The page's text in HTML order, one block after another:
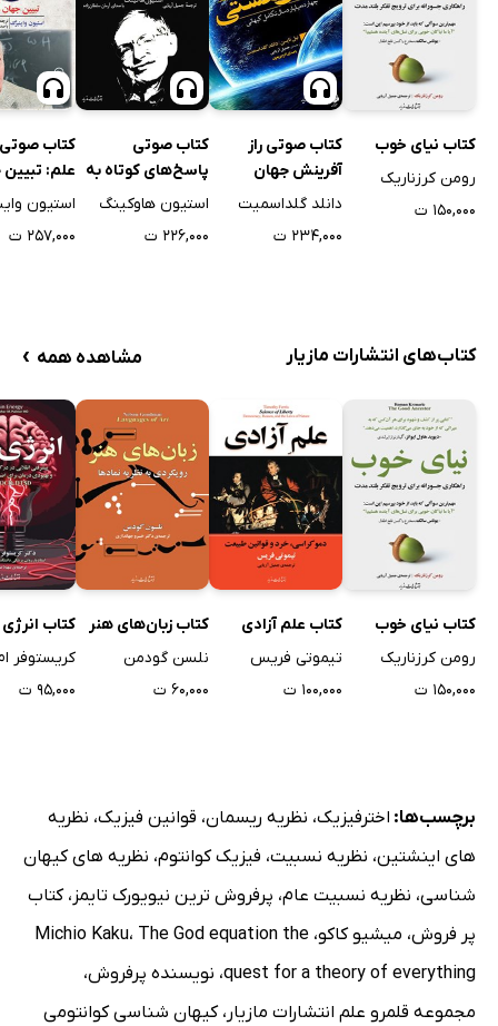
کتاب نیای خوب
رومن کرزناریک
۱۵۰,۰۰۰ ت
کتاب صوتی راز
آفرینش جهان
هستی
دانلد گلداسمیت
۲۳۴,۰۰۰ ت
کتاب صوتی
پاسخ‌های کوتاه به
پرسش‌های اساسی
استیون هاوکینگ
۲۲۶,۰۰۰ ت
کتاب صوتی
علم:
هستی
استیون
۲۵۷,۰۰۰ ت
کتاب‌های انتشارات مازیار مشاهده همه ›
کتاب نیای خوب
رومن کرزناریک
۱۵۰,۰۰۰ ت
کتاب علم آزادی
تیموتی فریس
۱۰۰,۰۰۰ ت
کتاب زبان‌های هنر
نلسن گودمن
۶۰,۰۰۰ ت
کتاب
کریستوفر
۹۵,۰۰۰ ت
برچسب‌ها: اخترفیزیک، نظریه ریسمان، قوانین فیزیک، نظریه
های اینشتین، نظریه نسبیت، فیزیک کوانتوم، نظریه های کیهان
شناسی، نظریه نسبیت عام، پرفروش ترین نیویورک تایمز ،کتاب
پر فروش، میشیو کاکو، Michio Kaku، The God equation the
quest for a theory of everything، نویسنده پرفروش،
مجموعه قلمرو علم انتشارات مازیار ،کیهان شناسی کوانتومی